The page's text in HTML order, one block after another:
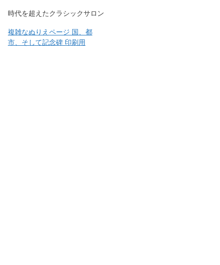
時代を超えたクラシックサロン
複雑なぬりえページ 国、都
市、そして記念碑 印刷用